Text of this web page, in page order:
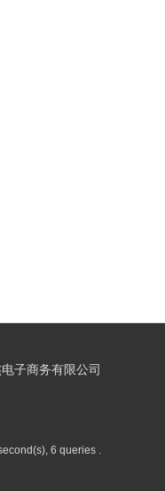
子商务有限公司
6 queries .